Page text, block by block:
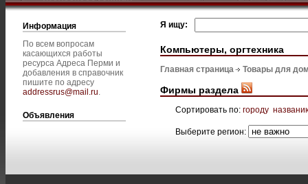
Информация
По всем вопросам
касающихся работы
ресурса Адреса Перми и
добавления в справочник
пишите по адресу
addressrus@mail.ru.
Объявления
Я ищу:
Компьютеры, оргтехника
Главная страница Товары для
Фирмы раздела
Сортировать по: городу
Выберите регион: